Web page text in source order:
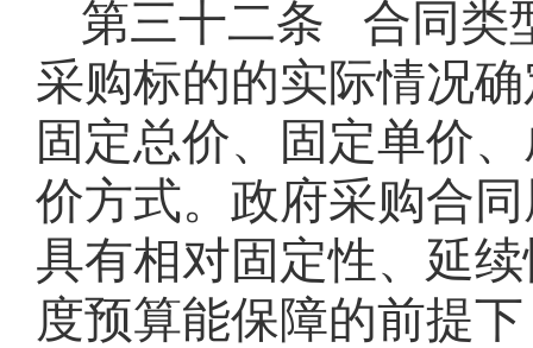
第三十二条 合同类
采购标的的实际情况
固定总价、固定单价
价方式。政府采购合
具有相对固定性、延
度预算能保障的前提